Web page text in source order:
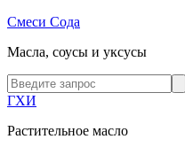
Смеси Сода
Масла, соусы и уксусы
ГХИ
Растительное масло